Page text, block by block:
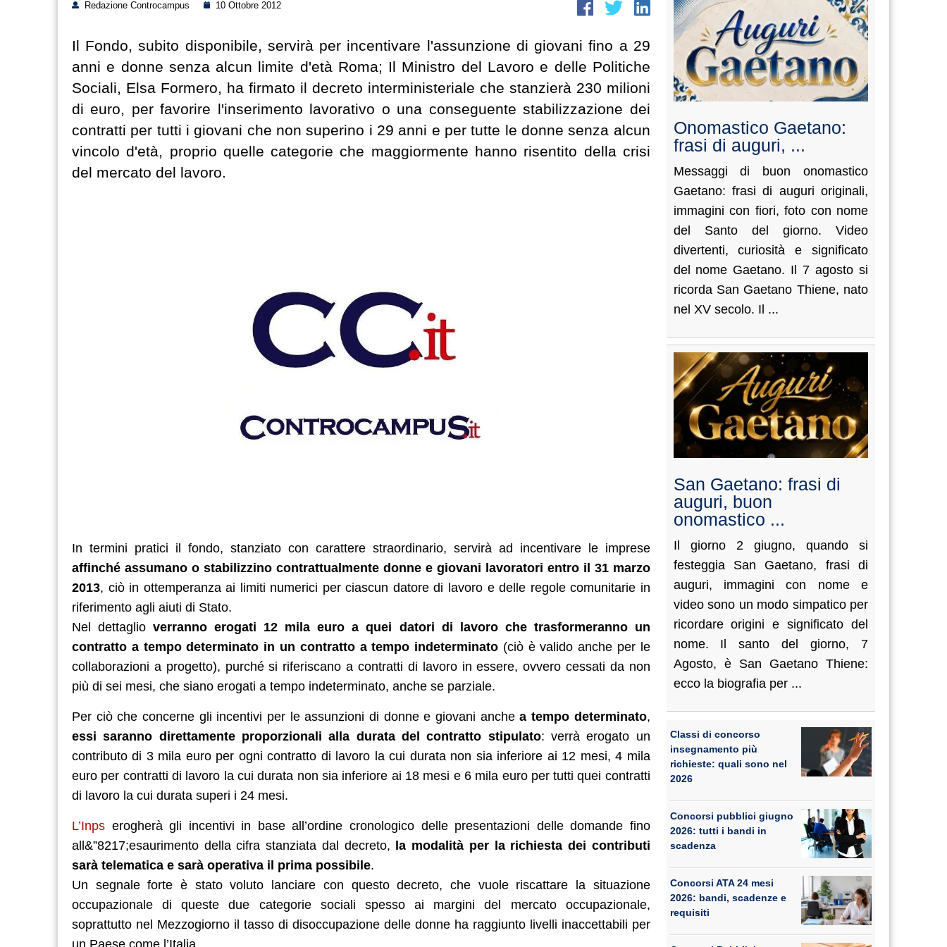
Redazione Controcampus 10 Ottobre 2012
Il Fondo, subito disponibile, servirà per incentivare l'assunzione di giovani fino a 29
anni e donne senza alcun limite d'età Roma; Il Ministro del Lavoro e delle Politiche
Sociali, Elsa Formero, ha firmato il decreto interministeriale che stanzierà 230 milioni
di euro, per favorire l'inserimento lavorativo o una conseguente stabilizzazione dei
contratti per tutti i giovani che non superino i 29 anni e per tutte le donne senza alcun
vincolo d'età, proprio quelle categorie che maggiormente hanno risentito della crisi
del mercato del lavoro.
In termini pratici il fondo, stanziato con carattere straordinario, servirà ad incentivare le imprese
affinché assumano o stabilizzino contrattualmente donne e giovani lavoratori entro il 31 marzo
2013, ciò in ottemperanza ai limiti numerici per ciascun datore di lavoro e delle regole comunitarie in
riferimento agli aiuti di Stato.
Nel dettaglio verranno erogati 12 mila euro a quei datori di lavoro che trasformeranno un
contratto a tempo determinato in un contratto a tempo indeterminato (ciò è valido anche per le
collaborazioni a progetto), purché si riferiscano a contratti di lavoro in essere, ovvero cessati da non
più di sei mesi, che siano erogati a tempo indeterminato, anche se parziale.
Per ciò che concerne gli incentivi per le assunzioni di donne e giovani anchea tempo determinato,
essi saranno direttamente proporzionali alla durata del contratto stipulato: verrà erogato un
contributo di 3 mila euro per ogni contratto di lavoro la cui durata non sia inferiore ai 12 mesi, 4 mila
euro per contratti di lavoro la cui durata non sia inferiore ai 18 mesi e 6 mila euro per tutti quei contratti
di lavoro la cui durata superi i 24 mesi.
L’Inps erogherà gli incentivi in base all’ordine cronologico delle presentazioni delle domande fino
all&”8217;esaurimento della cifra stanziata dal decreto, la modalità per la richiesta dei contributi
sarà telematica e sarà operativa il prima possibile.
Un segnale forte è stato voluto lanciare con questo decreto, che vuole riscattare la situazione
occupazionale di queste due categorie sociali spesso ai margini del mercato occupazionale,
soprattutto nel Mezzogiorno il tasso di disoccupazione delle donne ha raggiunto livelli inaccettabili per
un Paese come l’Italia.
Onomastico Gaetano:
frasi di auguri, ...
Messaggi di buon onomastico
Gaetano: frasi di auguri originali,
immagini con fiori, foto con nome
del Santo del giorno. Video
divertenti, curiosità e significato
del nome Gaetano. Il 7 agosto si
ricorda San Gaetano Thiene, nato
nel XV secolo. Il ...
San Gaetano: frasi di
auguri, buon
onomastico ...
Il giorno 2 giugno, quando si
festeggia San Gaetano, frasi di
auguri, immagini con nome e
video sono un modo simpatico per
ricordare origini e significato del
nome. Il santo del giorno, 7
Agosto, è San Gaetano Thiene:
ecco la biografia per ...
Classi di concorso
insegnamento più
richieste: quali sono nel
2026
Concorsi pubblici giugno
2026: tutti i bandi in
scadenza
Concorsi ATA 24 mesi
2026: bandi, scadenze e
requisiti